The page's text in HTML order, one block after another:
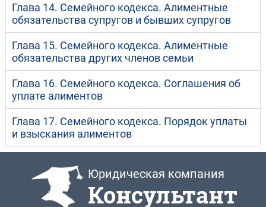
Глава 14. Семейного кодекса. Алиментные
обязательства супругов и бывших супругов
Глава 15. Семейного кодекса. Алиментные
обязательства других членов семьи
Глава 16. Семейного кодекса. Соглашения об
уплате алиментов
Глава 17. Семейного кодекса. Порядок уплаты
и взыскания алиментов
Юридическая компания
Консультант